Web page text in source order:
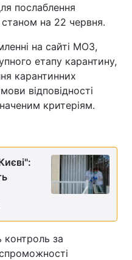
послаблення
станом на 22 червня.
на сайті МОЗ,
етапу карантину,
карантинних
відповідності
критеріям.
контроль за